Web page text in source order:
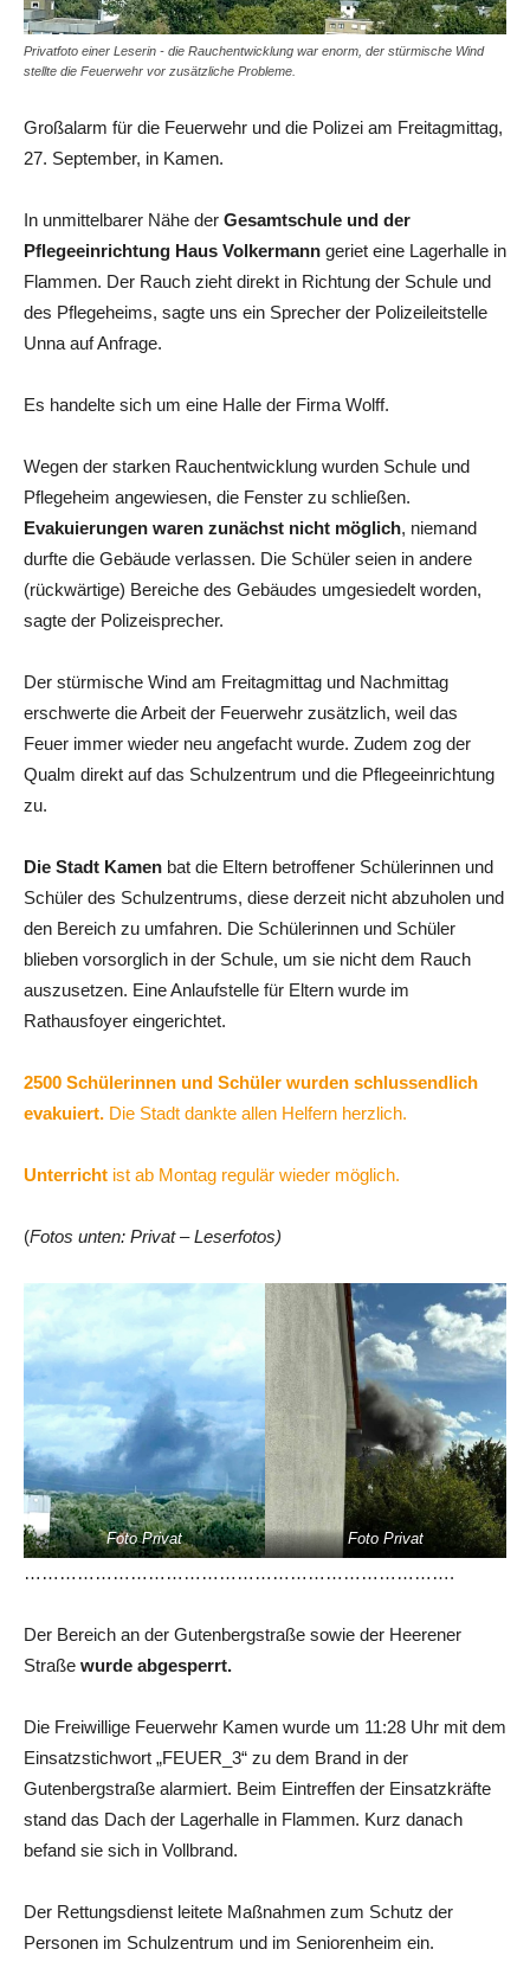
Privatfoto einer Leserin - die Rauchentwicklung war enorm, der stürmische Wind
stellte die Feuerwehr vor zusätzliche Probleme.
Großalarm für die Feuerwehr und die Polizei am Freitagmittag,
27. September, in Kamen.
In unmittelbarer Nähe der Gesamtschule und der
Pflegeeinrichtung Haus Volkermann geriet eine Lagerhalle in
Flammen. Der Rauch zieht direkt in Richtung der Schule und
des Pflegeheims, sagte uns ein Sprecher der Polizeileitstelle
Unna auf Anfrage.
Es handelte sich um eine Halle der Firma Wolff.
Wegen der starken Rauchentwicklung wurden Schule und
Pflegeheim angewiesen, die Fenster zu schließen.
Evakuierungen waren zunächst nicht möglich, niemand
durfte die Gebäude verlassen. Die Schüler seien in andere
(rückwärtige) Bereiche des Gebäudes umgesiedelt worden,
sagte der Polizeisprecher.
Der stürmische Wind am Freitagmittag und Nachmittag
erschwerte die Arbeit der Feuerwehr zusätzlich, weil das
Feuer immer wieder neu angefacht wurde. Zudem zog der
Qualm direkt auf das Schulzentrum und die Pflegeeinrichtung
zu.
Die Stadt Kamen bat die Eltern betroffener Schülerinnen und
Schüler des Schulzentrums, diese derzeit nicht abzuholen und
den Bereich zu umfahren. Die Schülerinnen und Schüler
blieben vorsorglich in der Schule, um sie nicht dem Rauch
auszusetzen. Eine Anlaufstelle für Eltern wurde im
Rathausfoyer eingerichtet.
2500 Schülerinnen und Schüler wurden schlussendlich
evakuiert. Die Stadt dankte allen Helfern herzlich.
Unterricht ist ab Montag regulär wieder möglich.
(Fotos unten: Privat – Leserfotos)
Foto Privat Foto Privat
……………………………………………………………….
Der Bereich an der Gutenbergstraße sowie der Heerener
Straße wurde abgesperrt.
Die Freiwillige Feuerwehr Kamen wurde um 11:28 Uhr mit dem
Einsatzstichwort „FEUER_3“ zu dem Brand in der
Gutenbergstraße alarmiert. Beim Eintreffen der Einsatzkräfte
stand das Dach der Lagerhalle in Flammen. Kurz danach
befand sie sich in Vollbrand.
Der Rettungsdienst leitete Maßnahmen zum Schutz der
Personen im Schulzentrum und im Seniorenheim ein.